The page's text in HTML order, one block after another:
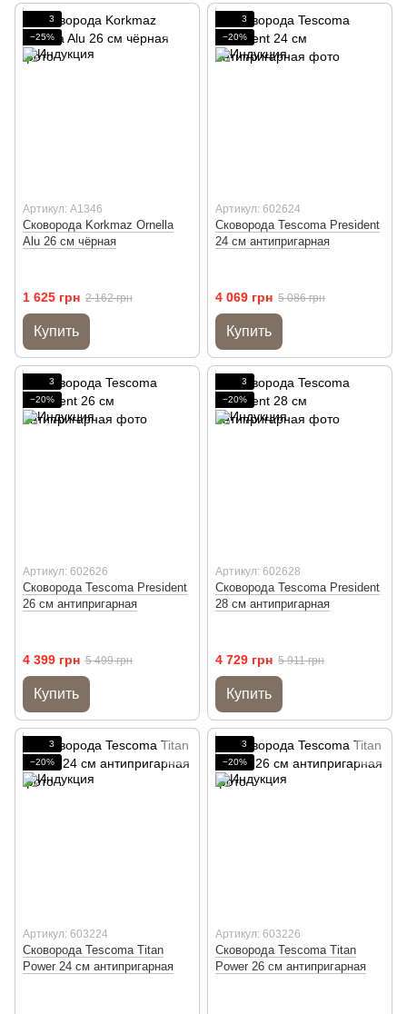
3
−25%
Артикул: A1346
Сковорода Korkmaz Ornella
Alu 26 см чёрная
1 625 грн 2 162 грн
Купить
3
−20%
Артикул: 602624
Сковорода Tescoma President
24 см антипригарная
4 069 грн 5 086 грн
Купить
3
−20%
Артикул: 602626
Сковорода Tescoma President
26 см антипригарная
4 399 грн 5 499 грн
Купить
3
−20%
Артикул: 602628
Сковорода Tescoma President
28 см антипригарная
4 729 грн 5 911 грн
Купить
3
−20%
Артикул: 603224
Сковорода Tescoma Titan
Power 24 см антипригарная
3
−20%
Артикул: 603226
Сковорода Tescoma Titan
Power 26 см антипригарная